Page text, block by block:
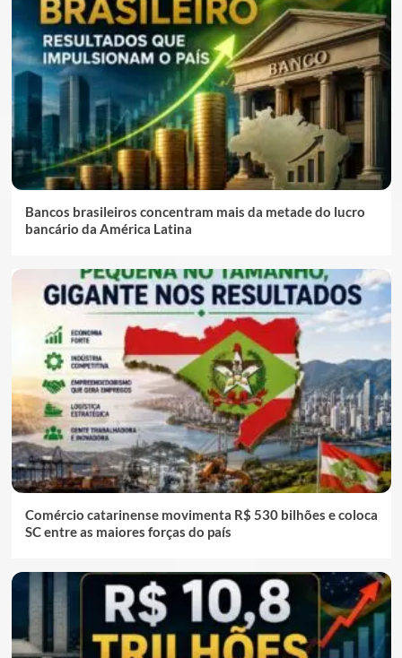
Bancos brasileiros concentram mais da metade do lucro
bancário da América Latina
Comércio catarinense movimenta R$ 530 bilhões e coloca
SC entre as maiores forças do país